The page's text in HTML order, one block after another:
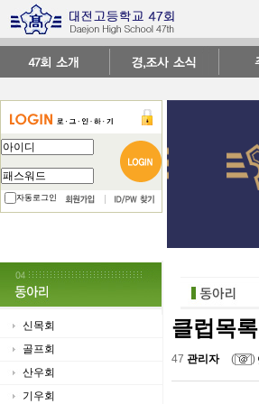
자동로그인
신목회
골프회
산우회
기우회
클럽목록
47 관리자 ( )